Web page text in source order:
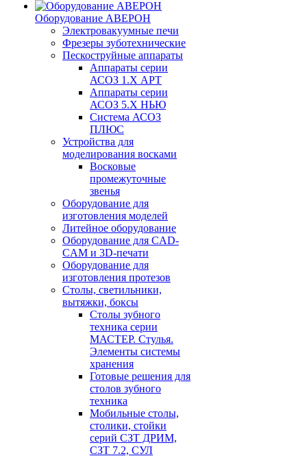
Оборудование АВЕРОН
Электровакуумные печи
Фрезеры зуботехнические
Пескоструйные аппараты
Аппараты серии
АСОЗ 1.Х АРТ
Аппараты серии
АСОЗ 5.Х НЬЮ
Система АСОЗ
ПЛЮС
Устройства для
моделирования восками
Восковые
промежуточные
звенья
Оборудование для
изготовления моделей
Литейное оборудование
Оборудование для CAD-
CAM и 3D-печати
Оборудование для
изготовления протезов
Cтолы, светильники,
вытяжки, боксы
Столы зубного
техника серии
МАСТЕР. Стулья.
Элементы системы
хранения
Готовые решения для
столов зубного
техника
Мобильные столы,
столики, стойки
серий СЗТ ДРИМ,
СЗТ 7.2, СУЛ